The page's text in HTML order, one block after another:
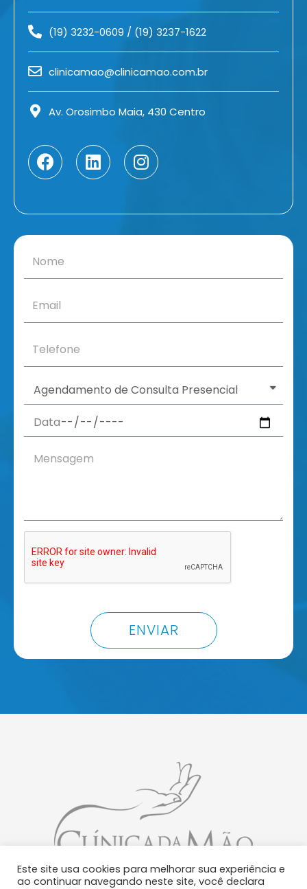
(19) 3232-0609 / (19) 3237-1622
clinicamao@clinicamao.com.br
Av. Orosimbo Maia, 430 Centro
ENVIAR
Este site usa cookies para melhorar sua experiência e
ao continuar navegando neste site, você declara